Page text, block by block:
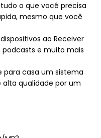
o que você precisa
mesmo que você
ao Receiver
podcasts e muito mais
para casa um sistema
qualidade por um